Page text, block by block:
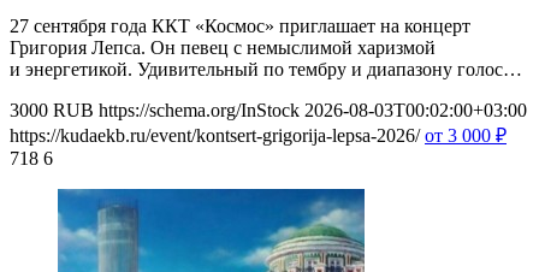
27 сентября года ККТ «Космос» приглашает на концерт
Григория Лепса. Он певец с немыслимой харизмой
и энергетикой. Удивительный по тембру и диапазону голос…
3000 RUB https://schema.org/InStock 2026-08-03T00:02:00+03:00
https://kudaekb.ru/event/kontsert-grigorija-lepsa-2026/ от 3 000 ₽
718 6